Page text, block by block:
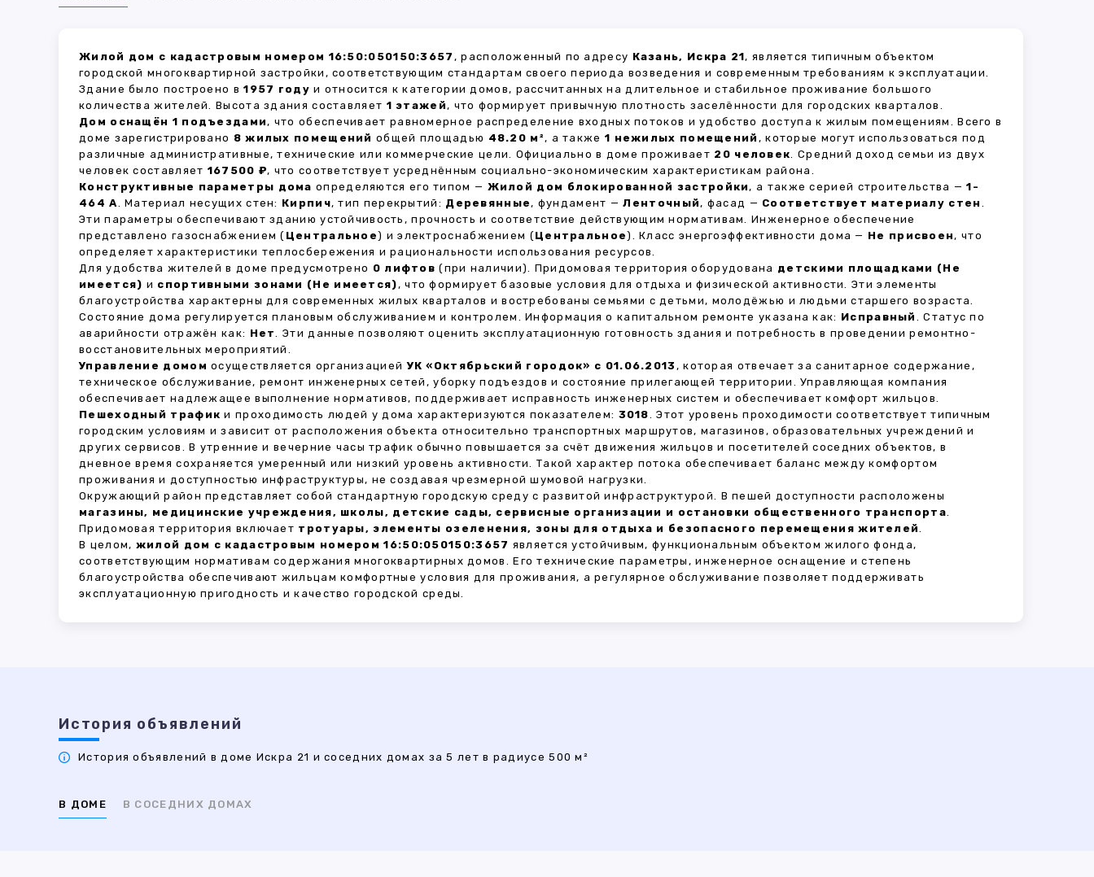
Жилой дом с кадастровым номером 16:50:050150:3657 , расположенный по адресу Казань, Искра 21, является типичным объектом
городской многоквартирной застройки, соответствующим стандартам своего периода возведения и современным требованиям к эксплуатации.
Здание было построено в1957 году и относится к категории домов, рассчитанных на длительное и стабильное проживание большого
количества жителей. Высота здания составляет 1 этажей, что формирует привычную плотность заселённости для городских кварталов.
Дом оснащён 1 подъездами, что обеспечивает равномерное распределение входных потоков и удобство доступа к жилым помещениям. Всего в
доме зарегистрировано 8 жилых помещений общей площадью 48.20 м², а также 1 нежилых помещений , которые могут использоваться под
различные административные, технические или коммерческие цели. Официально в доме проживает 20 человек. Средний доход семьи из двух
человек составляет 167500 ₽, что соответствует усреднённым социально-экономическим характеристикам района.
Конструктивные параметры дома определяются его типом — Жилой дом блокированной застройки, а также серией строительства —1-
464 А. Материал несущих стен: Кирпич, тип перекрытий: Деревянные, фундамент —Ленточный, фасад — Соответствует материалу стен .
Эти параметры обеспечивают зданию устойчивость, прочность и соответствие действующим нормативам. Инженерное обеспечение
представлено газоснабжением ( Центральное) и электроснабжением (Центральное). Класс энергоэффективности дома — Не присвоен, что
определяет характеристики теплосбережения и рациональности использования ресурсов.
Для удобства жителей в доме предусмотрено 0 лифтов (при наличии). Придомовая территория оборудована детскими площадками (Не
имеется) и спортивными зонами (Не имеется), что формирует базовые условия для отдыха и физической активности. Эти элементы
благоустройства характерны для современных жилых кварталов и востребованы семьями с детьми, молодёжью и людьми старшего возраста.
Состояние дома регулируется плановым обслуживанием и контролем. Информация о капитальном ремонте указана как: Исправный . Статус по
аварийности отражён как: Нет. Эти данные позволяют оценить эксплуатационную готовность здания и потребность в проведении ремонтно-
восстановительных мероприятий.
Управление домом осуществляется организациейУК «Октябрьский городок» с 01.06.2013 , которая отвечает за санитарное содержание,
техническое обслуживание, ремонт инженерных сетей, уборку подъездов и состояние прилегающей территории. Управляющая компания
обеспечивает надлежащее выполнение нормативов, поддерживает исправность инженерных систем и обеспечивает комфорт жильцов.
Пешеходный трафик и проходимость людей у дома характеризуются показателем: 3018. Этот уровень проходимости соответствует типичным
городским условиям и зависит от расположения объекта относительно транспортных маршрутов, магазинов, образовательных учреждений и
других сервисов. В утренние и вечерние часы трафик обычно повышается за счёт движения жильцов и посетителей соседних объектов, в
дневное время сохраняется умеренный или низкий уровень активности. Такой характер потока обеспечивает баланс между комфортом
проживания и доступностью инфраструктуры, не создавая чрезмерной шумовой нагрузки.
Окружающий район представляет собой стандартную городскую среду с развитой инфраструктурой. В пешей доступности расположены
магазины, медицинские учреждения, школы, детские сады, сервисные организации и остановки общественного транспорта.
Придомовая территория включает тротуары, элементы озеленения, зоны для отдыха и безопасного перемещения жителей.
В целом, жилой дом с кадастровым номером 16:50:050150:3657 является устойчивым, функциональным объектом жилого фонда,
соответствующим нормативам содержания многоквартирных домов. Его технические параметры, инженерное оснащение и степень
благоустройства обеспечивают жильцам комфортные условия для проживания, а регулярное обслуживание позволяет поддерживать
эксплуатационную пригодность и качество городской среды.
История объявлений
История объявлений в доме Искра 21 и соседних домах за 5 лет в радиусе 500 м²
В ДОМЕ В СОСЕДНИХ ДОМАХ